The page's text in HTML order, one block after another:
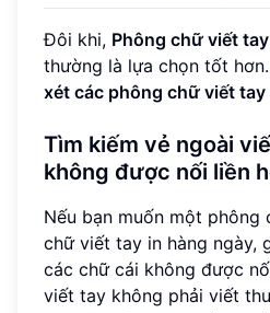
Đôi khi, Phông chữ viết tay
thường là lựa chọn tốt hơn.
xét các phông chữ viết tay
Tìm kiếm vẻ ngoài
không được nối liền
Nếu bạn muốn một
chữ viết tay in hàng ngày,
các chữ cái không được
viết tay không phải viết